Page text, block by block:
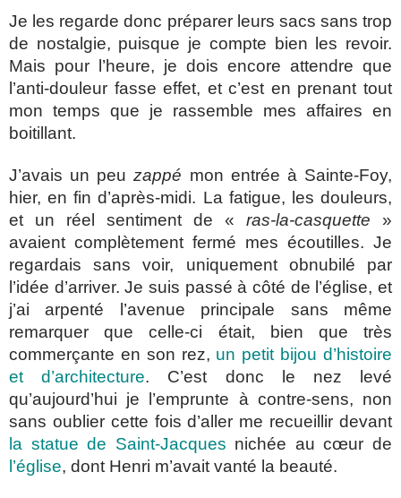
Je les regarde donc préparer leurs sacs sans trop
de nostalgie, puisque je compte bien les revoir.
Mais pour l’heure, je dois encore attendre que
l’anti-douleur fasse effet, et c’est en prenant tout
mon temps que je rassemble mes affaires en
boitillant.
J’avais un peuzappé mon entrée à Sainte-Foy,
hier, en fin d’après-midi. La fatigue, les douleurs,
et un réel sentiment de « ras-la-casquette »
avaient complètement fermé mes écoutilles. Je
regardais sans voir, uniquement obnubilé par
l’idée d’arriver. Je suis passé à côté de l’église, et
j’ai arpenté l’avenue principale sans même
remarquer que celle-ci était, bien que très
commerçante en son rez, un petit bijou d’histoire
et d’architecture. C’est donc le nez levé
qu’aujourd’hui je l’emprunte à contre-sens, non
sans oublier cette fois d’aller me recueillir devant
la statue de Saint-Jacques nichée au cœur de
l’église, dont Henri m’avait vanté la beauté.